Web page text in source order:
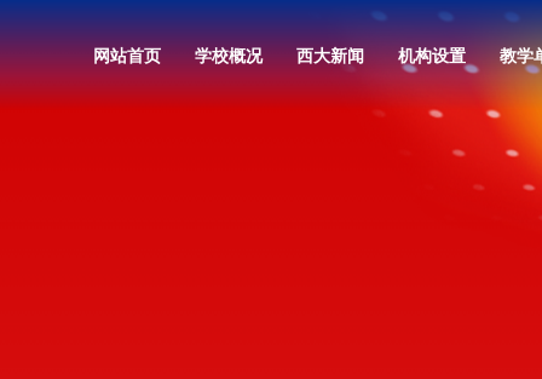
网站首页 学校概况 西大新闻 机构设置 教学